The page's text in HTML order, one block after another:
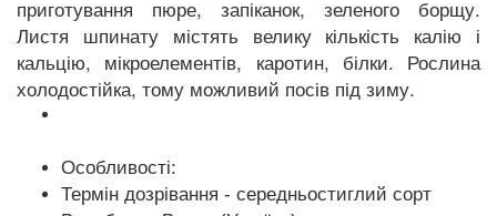
приготування пюре, запіканок, зеленого борщу.
Листя шпинату містять велику кількість калію і
кальцію, мікроелементів, каротин, білки. Рослина
холодостійка, тому можливий посів під зиму.
Особливості:
Термін дозрівання - середньостиглий сорт